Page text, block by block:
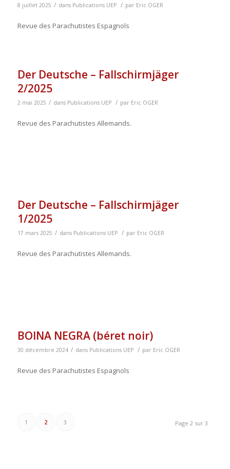
8 juillet 2025 / dans Publications UEP / par Eric OGER
Revue des Parachutistes Espagnols
Der Deutsche – Fallschirmjäger
2/2025
2 mai 2025 / dans Publications UEP / par Eric OGER
Revue des Parachutistes Allemands.
Der Deutsche – Fallschirmjäger
1/2025
17 mars 2025 / dans Publications UEP / par Eric OGER
Revue des Parachutistes Allemands.
BOINA NEGRA (béret noir)
30 décembre 2024 / dans Publications UEP / par Eric OGER
Revue des Parachutistes Espagnols
Page 2 sur 3
1 2 3